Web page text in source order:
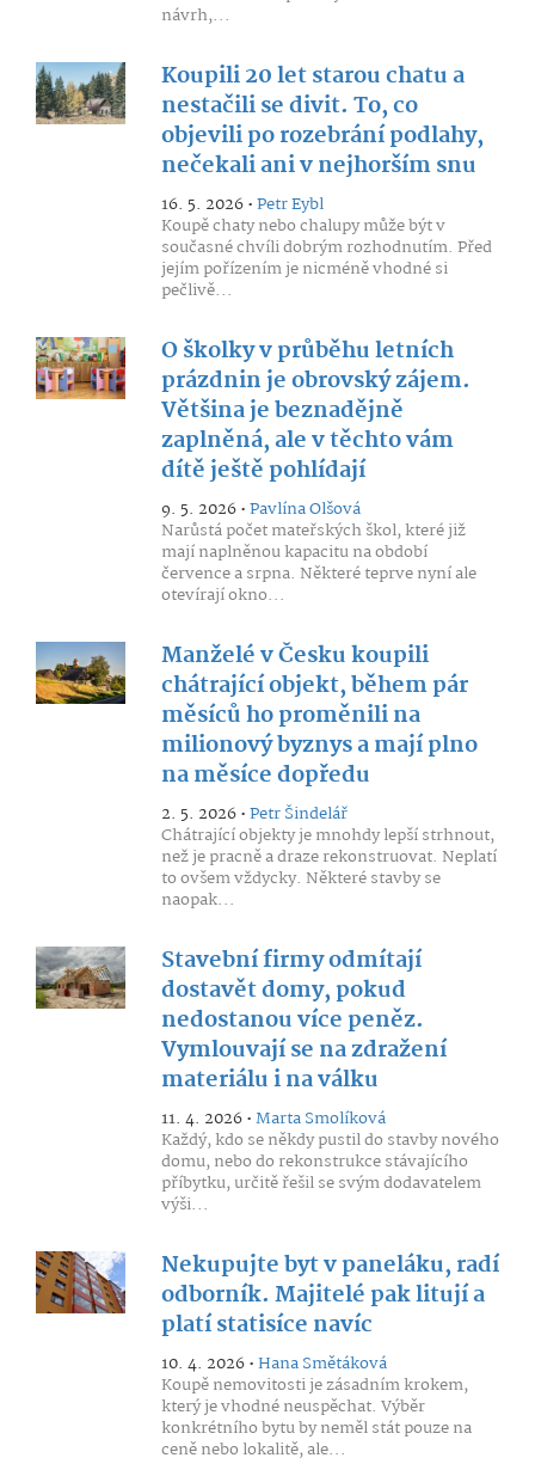
návrh,...
Koupili 20 let starou chatu a
nestačili se divit. To, co
objevili po rozebrání podlahy,
nečekali ani v nejhorším snu
16. 5. 2026 •Petr Eybl
Koupě chaty nebo chalupy může být v
současné chvíli dobrým rozhodnutím. Před
jejím pořízením je nicméně vhodné si
pečlivě...
O školky v průběhu letních
prázdnin je obrovský zájem.
Většina je beznadějně
zaplněná, ale v těchto vám
dítě ještě pohlídají
9. 5. 2026 •Pavlína Olšová
Narůstá počet mateřských škol, které již
mají naplněnou kapacitu na období
července a srpna. Některé teprve nyní ale
otevírají okno...
Manželé v Česku koupili
chátrající objekt, během pár
měsíců ho proměnili na
milionový byznys a mají plno
na měsíce dopředu
2. 5. 2026 •Petr Šindelář
Chátrající objekty je mnohdy lepší strhnout,
než je pracně a draze rekonstruovat. Neplatí
to ovšem vždycky. Některé stavby se
naopak...
Stavební firmy odmítají
dostavět domy, pokud
nedostanou více peněz.
Vymlouvají se na zdražení
materiálu i na válku
11. 4. 2026 •Marta Smolíková
Každý, kdo se někdy pustil do stavby nového
domu, nebo do rekonstrukce stávajícího
příbytku, určitě řešil se svým dodavatelem
výši...
Nekupujte byt v paneláku, radí
odborník. Majitelé pak litují a
platí statisíce navíc
10. 4. 2026 •Hana Smětáková
Koupě nemovitosti je zásadním krokem,
který je vhodné neuspěchat. Výběr
konkrétního bytu by neměl stát pouze na
ceně nebo lokalitě, ale...